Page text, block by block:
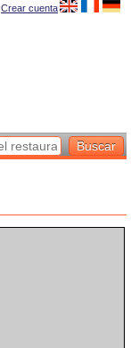
Crear cuenta